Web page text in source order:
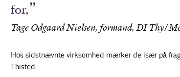
for,
Tage Odgaard Nielsen, formand, DI Thy/
Hos sidstnævnte virksomhed mærker de især på
Thisted.